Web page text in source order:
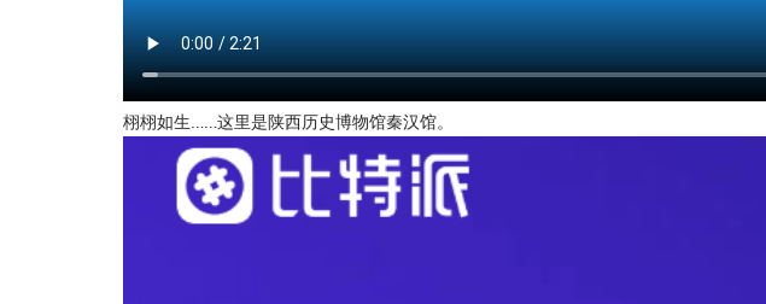
栩栩如生……这里是陕西历史博物馆秦汉馆。